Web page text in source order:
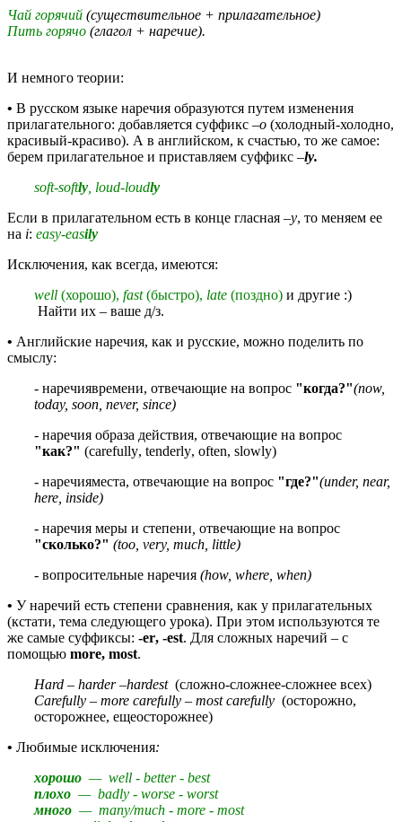
Чай горячий (существительное + прилагательное)
Пить горячо (глагол + наречие).
И немного теории:
• В русском языке наречия образуются путем изменения
прилагательного: добавляется суффикс –о (холодный-холодно,
красивый-красиво). А в английском, к счастью, то же самое:
берем прилагательное и приставляем суффикс –ly.
soft-softly loud-loudly
Если в прилагательном есть в конце гласная –y, то меняем ее
на i: easy-easily
Исключения, как всегда, имеются:
well (хорошо), fast(быстро), late (поздно) и другие :)
Найти их – ваше д/з.
• Английские наречия, как и русские, можно поделить по
смыслу:
- наречиявремени, отвечающие на вопрос "когда?"(now,
today, soon never, since)
- наречия образа действия, отвечающие на вопрос
"как?" (carefully, tenderly, often, slowly)
- наречияместа, отвечающие на вопрос "где?"(under, near,
here , inside)
- наречия меры и степени отвечающие на вопрос
"сколько?" (too, very, much, little)
- вопросительные наречия (how, where, when)
• У наречий есть степени сравнения, как у прилагательных
(кстати, тема следующего урока). При этом используются те
же самые суффиксы: -er, -est. Для сложных наречий – с
помощью more, most.
Hard – harder–hardest(cложно-сложнее-сложнее всех)
Carefully – more carefully – most carefully (осторожно,
осторожнее, ещеосторожнее)
• Любимые исключения:
хорошо — well - better - best
плохо — badly - worse - worst
много — many/much - more - most